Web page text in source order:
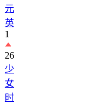
元
英
1
26
少
女
时